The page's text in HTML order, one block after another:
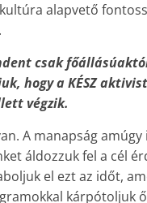
alapvető
csak
hogy a KÉSZ
végzik.
A manapság amúgy
áldozzuk fel a cél
el ezt az időt,
kárpótoljuk